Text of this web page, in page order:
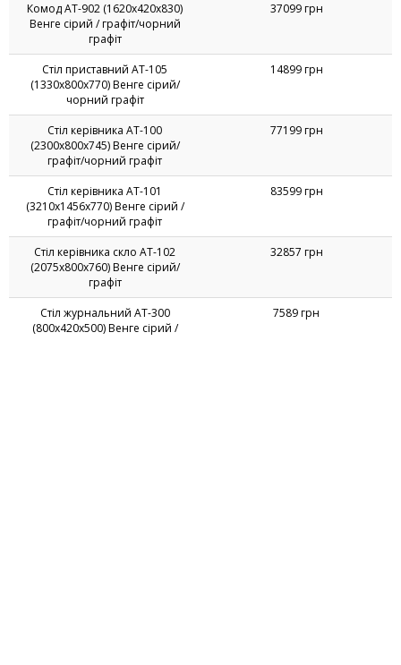
Комод AT-902 (1620х420х830)
Венге сірий / графіт/чорний
графіт
37099 грн
Стіл приставний AT-105
(1330х800х770) Венге сірий/
чорний графіт
14899 грн
Стіл керівника AT-100
(2300х800х745) Венге сірий/
графіт/чорний графіт
77199 грн
Стіл керівника AT-101
(3210х1456х770) Венге сірий /
графіт/чорний графіт
83599 грн
Стіл керівника скло AT-102
(2075х800х760) Венге сірий/
графіт
32857 грн
Стіл журнальний AT-300
(800х420х500) Венге сірий /
7589 грн